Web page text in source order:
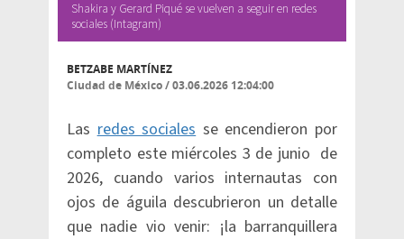
Shakira y Gerard Piqué se vuelven a seguir en redes
sociales (Intagram)
BETZABE MARTÍNEZ
Ciudad de México/03.06.2026 12:04:00
Lasredes socialesse encendieron por
completo este miércoles 3 de junio de
2026, cuando varios internautas con
ojos de águila descubrieron un detalle
que nadie vio venir: ¡la barranquillera